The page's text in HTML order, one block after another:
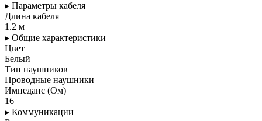
▸ Параметры кабеля
Длина кабеля
1.2 м
▸ Общие характеристики
Цвет
Белый
Тип наушников
Проводные наушники
Импеданс (Ом)
16
▸ Коммуникации